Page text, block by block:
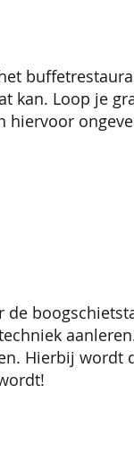
kan. Loop je
hiervoor
de
Hierbij wordt